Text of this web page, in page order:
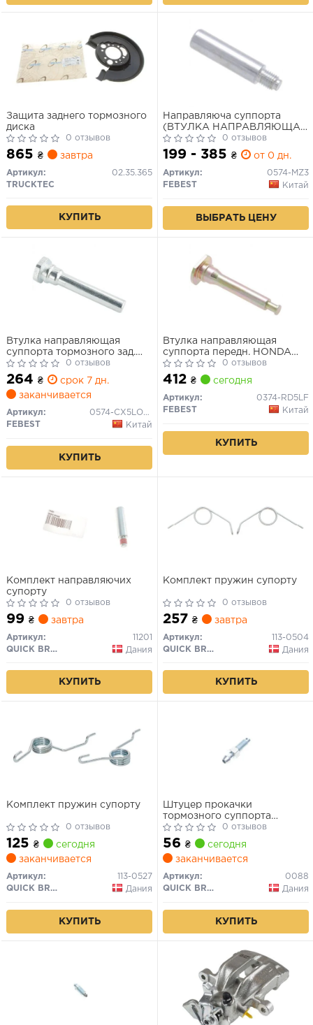
Защита заднего тормозного
диска
0 отзывов
865 ₴ завтра
Артикул:
02.35.365
TRUCKTEC
КУПИТЬ
Направляюча суппорта
(ВТУЛКА НАПРАВЛЯЮЩАЯ
СУППОРТА ТОРМОЗНОГО
MAZDA 3 BK 2003-2008)
0 отзывов
199 - 385 ₴ от 0 дн.
Артикул:
0574-MZ3
FEBEST
Китай
ВЫБРАТЬ ЦЕНУ
Втулка направляющая
суппорта тормозного зад.
MAZDA CX-5 KE 2011-
0 отзывов
264 ₴
срок 7 дн.
заканчивается
Артикул:
0574-CX5LOWR
FEBEST
Китай
КУПИТЬ
Втулка направляющая
суппорта передн. HONDA
ACCORD CL 2002-2008 (пр-
во FEBEST)
0 отзывов
412 ₴ сегодня
Артикул:
0374-RD5LF
FEBEST
Китай
КУПИТЬ
Комплект направляючих
супорту
0 отзывов
99 ₴ завтра
Артикул:
11201
QUICK BRAKE
Дания
КУПИТЬ
Комплект пружин супорту
0 отзывов
257 ₴ завтра
Артикул:
113-0504
QUICK BRAKE
Дания
КУПИТЬ
Комплект пружин супорту
0 отзывов
125 ₴
сегодня
заканчивается
Артикул:
113-0527
QUICK BRAKE
Дания
КУПИТЬ
Штуцер прокачки
тормозного суппорта
7,00/33,00/7 х1 CITROEN C-
CROSSER 07-12, NISSAN
MICRA 11-17
0 отзывов
56 ₴
сегодня
заканчивается
Артикул:
0088
QUICK BRAKE
Дания
КУПИТЬ